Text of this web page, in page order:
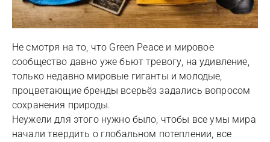
Не смотря на то, что Green Peace и мировое
сообщество давно уже бьют тревогу, на удивление,
только недавно мировые гиганты и молодые,
процветающие бренды всерьёз задались вопросом
сохранения природы.
Неужели для этого нужно было, чтобы все умы мира
начали твердить о глобальном потеплении, все